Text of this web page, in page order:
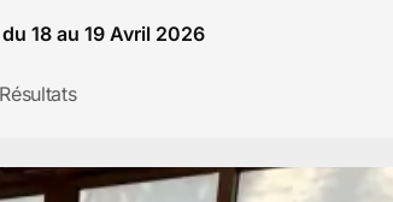
18 au 19 Avril 2026
Résultats